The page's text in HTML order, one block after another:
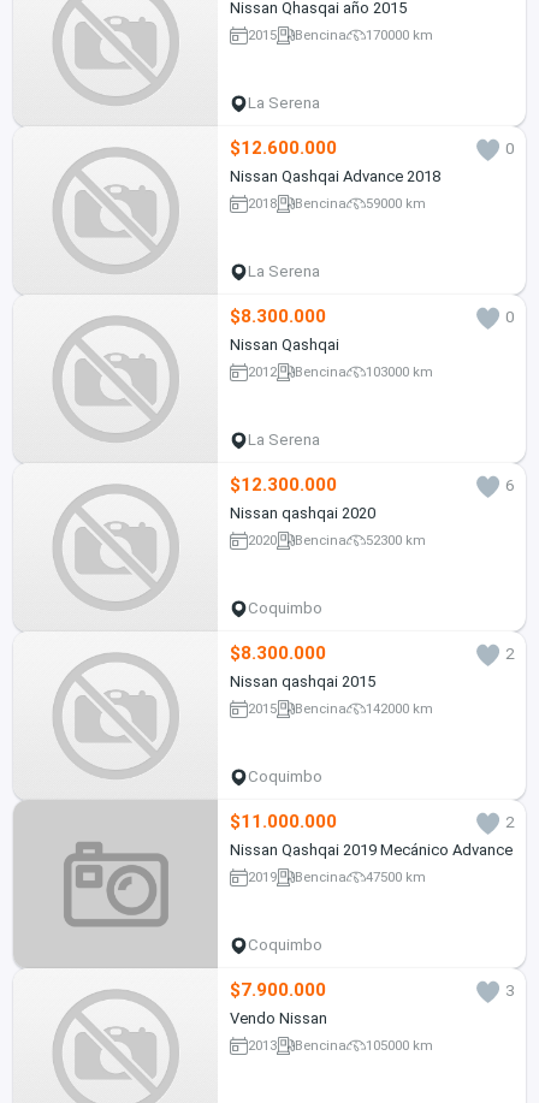
Nissan Qhasqai año 2015
2015 Bencina 170000 km
La Serena
$12.600.000
0
Nissan Qashqai Advance 2018
2018 Bencina 59000 km
La Serena
$8.300.000
0
Nissan Qashqai
2012 Bencina 103000 km
La Serena
$12.300.000
6
Nissan qashqai 2020
2020 Bencina 52300 km
Coquimbo
$8.300.000
2
Nissan qashqai 2015
2015 Bencina 142000 km
Coquimbo
$11.000.000
2
Nissan Qashqai 2019 Mecánico Advance
2019 Bencina 47500 km
Coquimbo
$7.900.000
3
Vendo Nissan
2013 Bencina 105000 km